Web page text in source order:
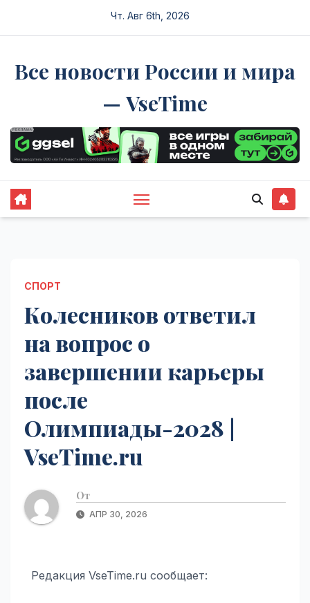
Чт. Авг 6th, 2026
Все новости России и мира
— VseTime
СПОРТ
Колесников ответил
на вопрос о
завершении карьеры
после
Олимпиады-2028 |
VseTime.ru
От
АПР 30, 2026
Редакция VseTime.ru сообщает: